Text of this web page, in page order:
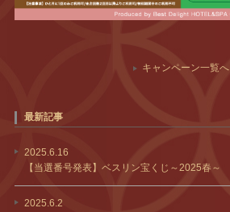
キャンペーン一覧へ
最新記事
2025.6.16
【当選番号発表】ベスリン宝くじ～2025春～
2025.6.2